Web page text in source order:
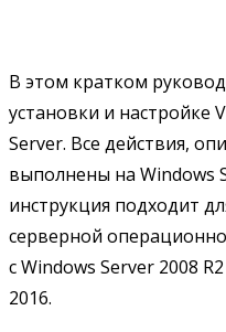
В этом кратком
установки и настройке
Server. Все действия,
выполнены на Windows
инструкция подходит
серверной
с Windows Server 2008
2016.